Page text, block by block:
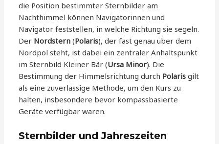
die Position bestimmter Sternbilder am
Nachthimmel können Navigatorinnen und
Navigator feststellen, in welche Richtung sie segeln.
Der Nordstern (Polaris), der fast genau über dem
Nordpol steht, ist dabei ein zentraler Anhaltspunkt
im Sternbild Kleiner Bär (Ursa Minor). Die
Bestimmung der Himmelsrichtung durch Polaris gilt
als eine zuverlässige Methode, um den Kurs zu
halten, insbesondere bevor kompassbasierte
Geräte verfügbar waren.
Sternbilder und Jahreszeiten